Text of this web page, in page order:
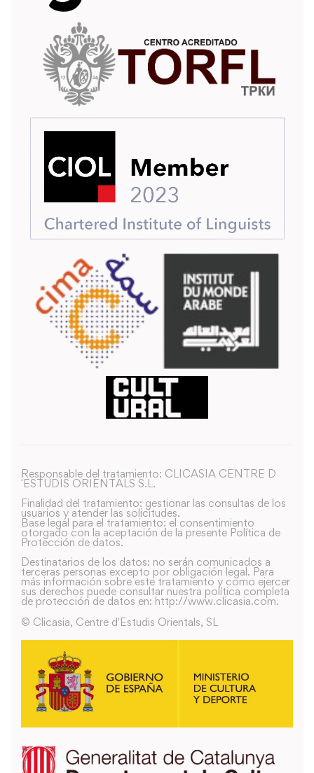
Responsable del tratamiento: CLICASIA CENTRE D
´ESTUDIS ORIENTALS S.L.
Finalidad del tratamiento: gestionar las consultas de los
usuarios y atender las solicitudes.
Base legal para el tratamiento: el consentimiento
otorgado con la aceptación de la presente Política de
Protección de datos.
Destinatarios de los datos: no serán comunicados a
terceras personas excepto por obligación legal. Para
más información sobre este tratamiento y como ejercer
sus derechos puede consultar nuestra política completa
de protección de datos en: http://www.clicasia.com.
© Clicasia, Centre d'Estudis Orientals, SL